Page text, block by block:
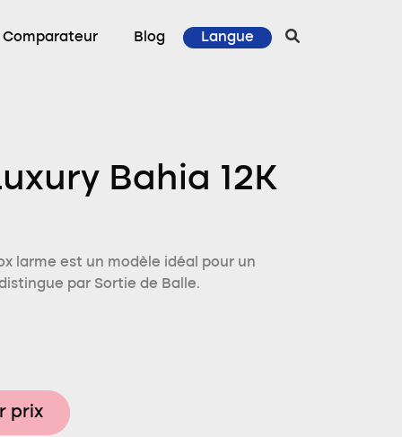
Comparateur Blog Langue
Bahia 12K
larme est un modèle idéal pour un
par Sortie de Balle.
prix